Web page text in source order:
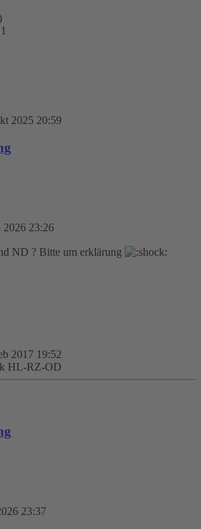
2025 20:59
2026 23:26
ND ? Bitte um erklärung
2017 19:52
HL-RZ-OD
23:37